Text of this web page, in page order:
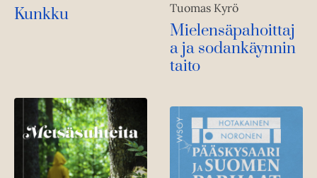
Kunkku Tuomas Kyrö
Mielensäpahoittaj
a ja sodankäynnin
taito